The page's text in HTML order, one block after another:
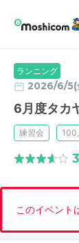
ランニング
2026/6/5(
6月度タカ
練習会 100
このイベント